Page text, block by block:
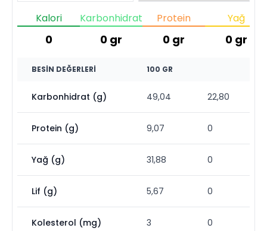
Kalori
0
Karbonhidrat
0 gr
Protein
0 gr
Yağ
0 gr
BESIN DEĞERLERI 100 GR
Karbonhidrat (g) 49,04 22,80
Protein (g) 9,07 0
Yağ (g) 31,88 0
Lif (g) 5,67 0
Kolesterol (mg) 3 0